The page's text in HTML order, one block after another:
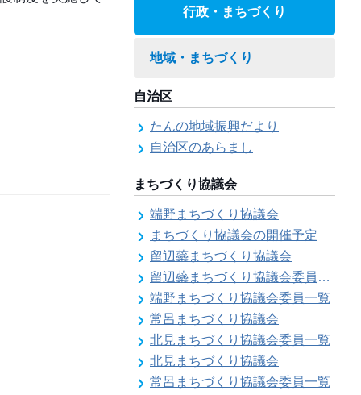
行政・まちづくり
地域・まちづくり
自治区
たんの地域振興だより
自治区のあらまし
まちづくり協議会
端野まちづくり協議会
まちづくり協議会の開催予定
留辺蘂まちづくり協議会
留辺蘂まちづくり協議会委員一覧
端野まちづくり協議会委員一覧
常呂まちづくり協議会
北見まちづくり協議会委員一覧
北見まちづくり協議会
常呂まちづくり協議会委員一覧